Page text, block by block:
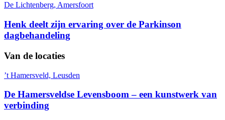
De Lichtenberg, Amersfoort
Henk deelt zijn ervaring over de Parkinson
dagbehandeling
Van de locaties
’t Hamersveld, Leusden
De Hamersveldse Levensboom – een kunstwerk van
verbinding